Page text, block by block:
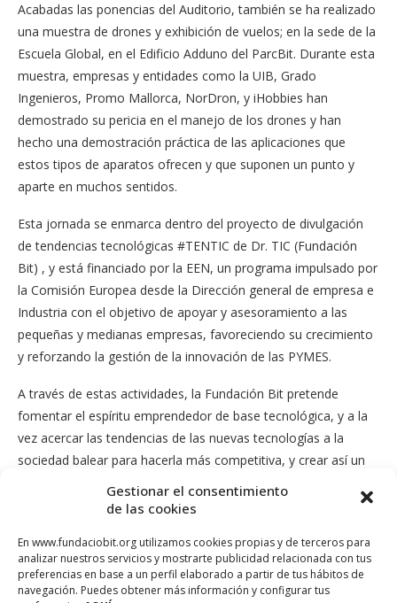
Gestionar el consentimiento
de las cookies
En www.fundaciobit.org utilizamos cookies propias y de terceros para
analizar nuestros servicios y mostrarte publicidad relacionada con tus
preferencias en base a un perfil elaborado a partir de tus hábitos de
navegación. Puedes obtener más información y configurar tus
Acabadas las ponencias del Auditorio, también se ha realizado
una muestra de drones y exhibición de vuelos; en la sede de la
Escuela Global, en el Edificio Adduno del ParcBit. Durante esta
muestra, empresas y entidades como la UIB, Grado
Ingenieros, Promo Mallorca, NorDron, y iHobbies han
demostrado su pericia en el manejo de los drones y han
hecho una demostración práctica de las aplicaciones que
estos tipos de aparatos ofrecen y que suponen un punto y
aparte en muchos sentidos.
Esta jornada se enmarca dentro del proyecto de divulgación
de tendencias tecnológicas #TENTIC de Dr. TIC (Fundación
Bit) , y está financiado por la EEN, un programa impulsado por
la Comisión Europea desde la Dirección general de empresa e
Industria con el objetivo de apoyar y asesoramiento a las
pequeñas y medianas empresas, favoreciendo su crecimiento
y reforzando la gestión de la innovación de las PYMES.
A través de estas actividades, la Fundación Bit pretende
fomentar el espíritu emprendedor de base tecnológica, y a la
vez acercar las tendencias de las nuevas tecnologías a la
sociedad balear para hacerla más competitiva, y crear así un
entorno empresarial favorable a la innovación.